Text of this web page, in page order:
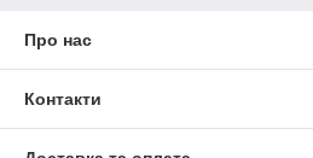
Про нас
Контакти